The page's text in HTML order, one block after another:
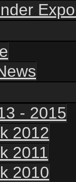
- 2015
2012
2011
2010